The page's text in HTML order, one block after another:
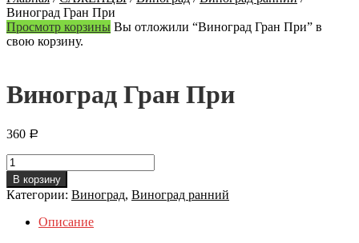
Виноград Гран При
Просмотр корзины Вы отложили “Виноград Гран При” в
свою корзину.
Виноград Гран При
360 Р
Количество
Виноград
Гран
При
В корзину
Категории: Виноград, Виноград ранний
Описание